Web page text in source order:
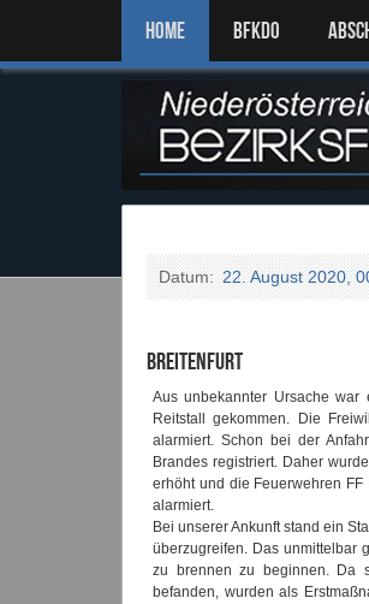
Home BFKDO
Datum:22. August 2020,
Breitenfurt
Aus unbekannter Ursache
Reitstall gekommen. Die
alarmiert. Schon bei der
Brandes registriert. Daher
erhöht und die Feuerwehren
alarmiert.
Bei unserer Ankunft stand ein
überzugreifen. Das unmittelbar
zu brennen zu beginnen. Da
befanden, wurden als